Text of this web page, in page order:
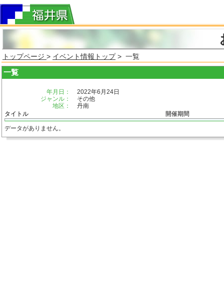
トップページ > イベント情報トップ> 一覧
一覧
年月日：
2022年6月24日
ジャンル：
その他
地区：
丹南
タイトル
開催期間
データがありません。